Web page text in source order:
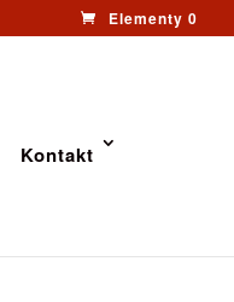
Elementy 0
Kontakt